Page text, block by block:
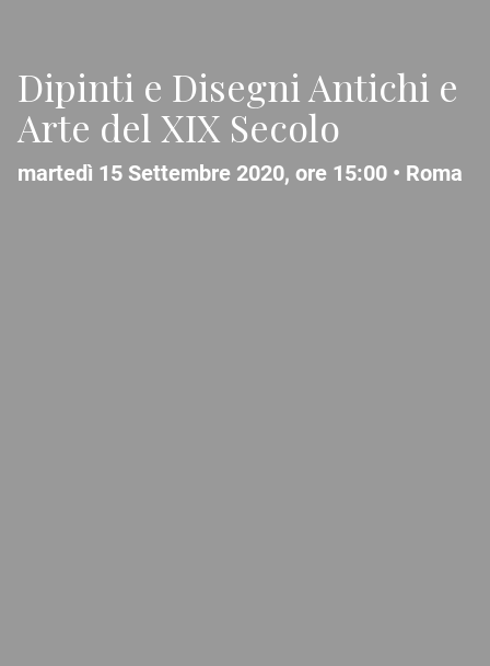
Dipinti e Disegni Antichi e
Arte del XIX Secolo
martedì 15 Settembre 2020, ore 15:00 • Roma